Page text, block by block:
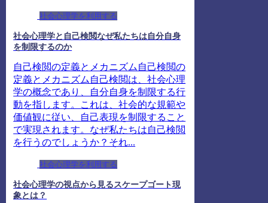
社会心理学を利用する
社会心理学と自己検閲なぜ私たちは自分自身
を制限するのか
自己検閲の定義とメカニズム自己検閲の
定義とメカニズム自己検閲は、社会心理
学の概念であり、自分自身を制限する行
動を指します。これは、社会的な規範や
価値観に従い、自己表現を制限すること
で実現されます。なぜ私たちは自己検閲
を行うのでしょうか？それ...
社会心理学を利用する
社会心理学の視点から見るスケープゴート現
象とは？